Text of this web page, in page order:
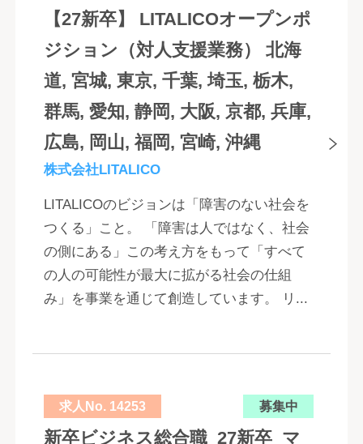
【27新卒】 LITALICOオープンポ
ジション（対人支援業務） 北海
道, 宮城, 東京, 千葉, 埼玉, 栃木,
群馬, 愛知, 静岡, 大阪, 京都, 兵庫,
広島, 岡山, 福岡, 宮崎, 沖縄
株式会社LITALICO
LITALICOのビジョンは「障害のない社会を
つくる」こと。 「障害は人ではなく、社会
の側にある」この考え方をもって「すべて
の人の可能性が最大に拡がる社会の仕組
み」を事業を通じて創造しています。 リ...
求人No. 14253 募集中
新卒ビジネス総合職_27新卒_マ